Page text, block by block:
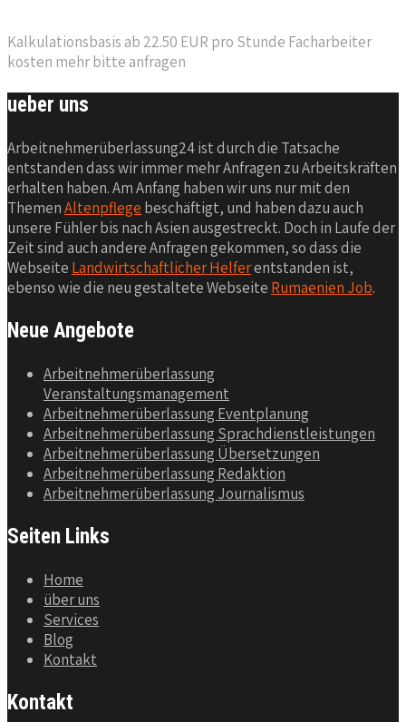
Kalkulationsbasis ab 22.50 EUR pro Stunde Facharbeiter
kosten mehr bitte anfragen
ueber uns
Arbeitnehmerüberlassung24 ist durch die Tatsache
entstanden dass wir immer mehr Anfragen zu Arbeitskräften
erhalten haben. Am Anfang haben wir uns nur mit den
ThemenAltenpflege beschäftigt, und haben dazu auch
unsere Fühler bis nach Asien ausgestreckt. Doch in Laufe der
Zeit sind auch andere Anfragen gekommen, so dass die
Webseite Landwirtschaftlicher Helferentstanden ist,
ebenso wie die neu gestaltete Webseite Rumaenien Job.
Neue Angebote
Arbeitnehmerüberlassung
Veranstaltungsmanagement
Arbeitnehmerüberlassung Eventplanung
Arbeitnehmerüberlassung Sprachdienstleistungen
Arbeitnehmerüberlassung Übersetzungen
Arbeitnehmerüberlassung Redaktion
Arbeitnehmerüberlassung Journalismus
Seiten Links
Home
über uns
Services
Blog
Kontakt
Kontakt